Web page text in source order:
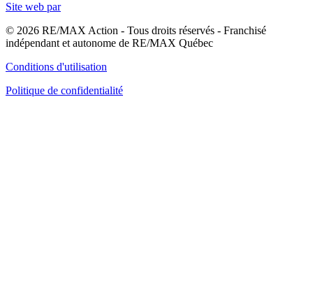
Site web par
© 2026 RE/MAX Action - Tous droits réservés - Franchisé
indépendant et autonome de RE/MAX Québec
Conditions d'utilisation
Politique de confidentialité